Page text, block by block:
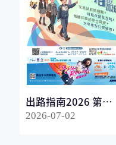
出路指南2026 第一
冊
2026-07-02